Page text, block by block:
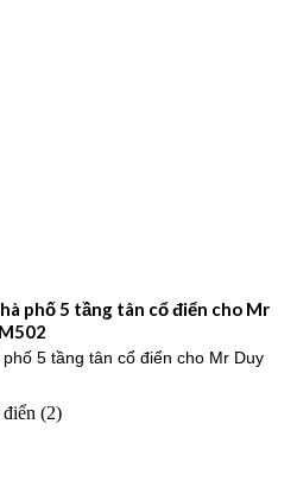
phố 5 tầng tân cổ điển cho Mr
5 tầng tân cổ điển cho Mr Duy